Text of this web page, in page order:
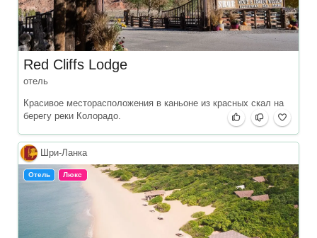
Red Cliffs Lodge
отель
Красивое месторасположения в каньоне из красных скал на
берегу реки Колорадо.
Шри‑Ланка
Отель Люкс